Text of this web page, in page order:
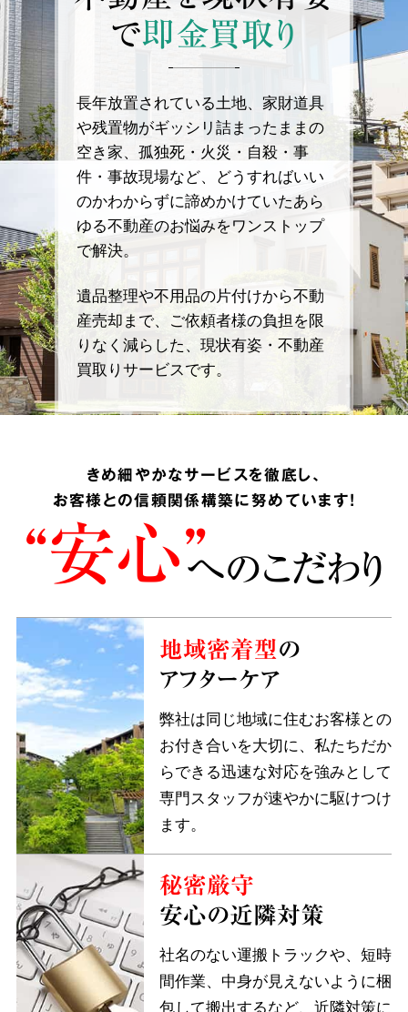
で即金買取り
長年放置されている土地、家財道具
や残置物がギッシリ詰まったままの
空き家、孤独死・火災・自殺・事
件・事故現場など、どうすればいい
のかわからずに諦めかけていたあら
ゆる不動産のお悩みをワンストップ
で解決。
遺品整理や不用品の片付けから不動
産売却まで、ご依頼者様の負担を限
りなく減らした、現状有姿・不動産
買取りサービスです。
きめ細やかなサービスを徹底し、
お客様との信頼関係構築に努めています!
“安心”へのこだわり
地域密着型の
アフターケア
弊社は同じ地域に住むお客様との
お付き合いを大切に、私たちだか
らできる迅速な対応を強みとして
専門スタッフが速やかに駆けつけ
ます。
秘密厳守
安心の近隣対策
社名のない運搬トラックや、短時
間作業、中身が見えないように梱
包して搬出するなど、近隣対策に